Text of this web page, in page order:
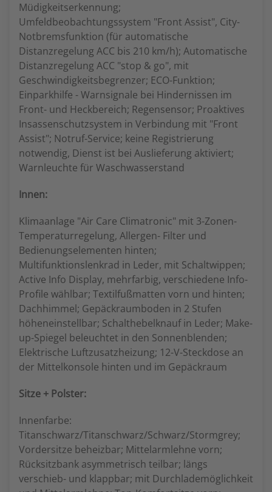
Müdigkeitserkennung;
Umfeldbeobachtungssystem "Front Assist", City-
Notbremsfunktion (für automatische
Distanzregelung ACC bis 210 km/h); Automatische
Distanzregelung ACC "stop & go", mit
Geschwindigkeitsbegrenzer; ECO-Funktion;
Einparkhilfe - Warnsignale bei Hindernissen im
Front- und Heckbereich; Regensensor; Proaktives
Insassenschutzsystem in Verbindung mit "Front
Assist"; Notruf-Service; keine Registrierung
notwendig, Dienst ist bei Auslieferung aktiviert;
Warnleuchte für Waschwasserstand
Innen:
Klimaanlage "Air Care Climatronic" mit 3-Zonen-
Temperaturregelung, Allergen- Filter und
Bedienungselementen hinten;
Multifunktionslenkrad in Leder, mit Schaltwippen;
Active Info Display, mehrfarbig, verschiedene Info-
Profile wählbar; Textilfußmatten vorn und hinten;
Dachhimmel; Gepäckraumboden in 2 Stufen
höheneinstellbar; Schalthebelknauf in Leder; Make-
up-Spiegel beleuchtet in den Sonnenblenden;
Elektrische Luftzusatzheizung; 12-V-Steckdose an
der Mittelkonsole hinten und im Gepäckraum
Sitze + Polster:
Innenfarbe:
Titanschwarz/Titanschwarz/Schwarz/Stormgrey;
Vordersitze beheizbar; Mittelarmlehne vorn;
Rücksitzbank asymmetrisch teilbar; längs
verschieb- und klappbar; mit Durchlademöglichkeit